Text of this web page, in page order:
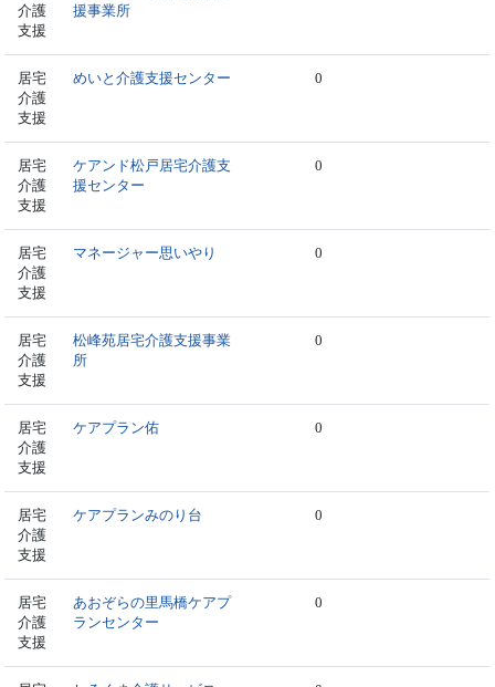
介護
支援
援事業所
居宅
介護
支援
めいと介護支援センター 0
居宅
介護
支援
ケアンド松戸居宅介護支
援センター
0
居宅
介護
支援
マネージャー思いやり 0
居宅
介護
支援
松峰苑居宅介護支援事業
所
0
居宅
介護
支援
ケアプラン佑 0
居宅
介護
支援
ケアプランみのり台 0
居宅
介護
支援
あおぞらの里馬橋ケアプ
ランセンター
0